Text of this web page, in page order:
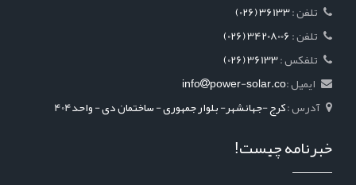
(026) 36133
(026) 34208006
(026) 36133
ایمیل :
info power-solar.co
آدرس :کرج -جهانشهر- بلوار جمهوری - ساختمان دی - واحد404
خبرنامه چیست!